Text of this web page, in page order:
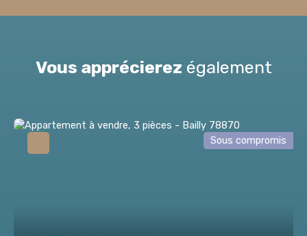
Vous apprécierez également
Sous compromis